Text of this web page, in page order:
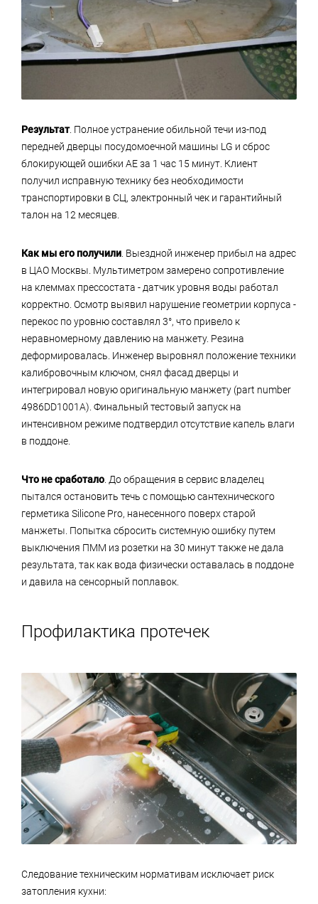
Результат. Полное устранение обильной течи из-под
передней дверцы посудомоечной машины LG и сброс
блокирующей ошибки AE за 1 час 15 минут. Клиент
получил исправную технику без необходимости
транспортировки в СЦ, электронный чек и гарантийный
талон на 12 месяцев.
Как мы его получили . Выездной инженер прибыл на адрес
в ЦАО Москвы. Мультиметром замерено сопротивление
на клеммах прессостата - датчик уровня воды работал
корректно. Осмотр выявил нарушение геометрии корпуса -
перекос по уровню составлял 3°, что привело к
неравномерному давлению на манжету. Резина
деформировалась. Инженер выровнял положение техники
калибровочным ключом, снял фасад дверцы и
интегрировал новую оригинальную манжету (part number
4986DD1001A). Финальный тестовый запуск на
интенсивном режиме подтвердил отсутствие капель влаги
в поддоне.
Что не сработало . До обращения в сервис владелец
пытался остановить течь с помощью сантехнического
герметика Silicone Pro, нанесенного поверх старой
манжеты. Попытка сбросить системную ошибку путем
выключения ПММ из розетки на 30 минут также не дала
результата, так как вода физически оставалась в поддоне
и давила на сенсорный поплавок.
Профилактика протечек
Следование техническим нормативам исключает риск
затопления кухни: